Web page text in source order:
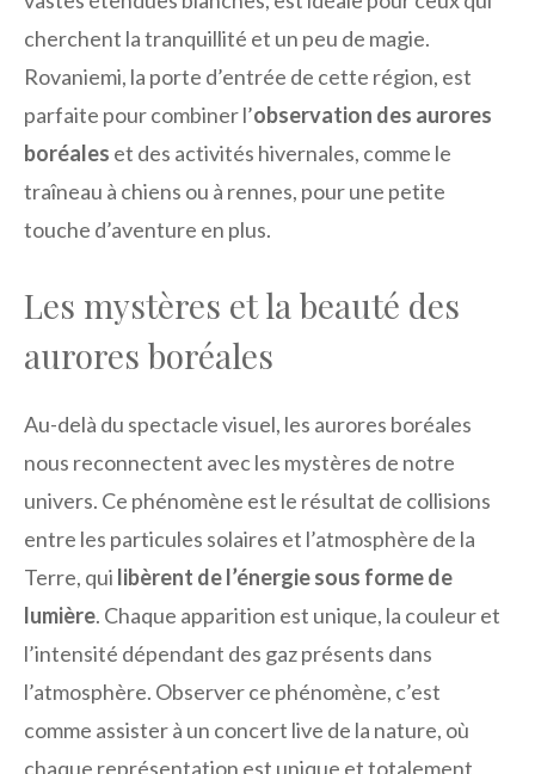
cherchent la tranquillité et un peu de magie.
Rovaniemi, la porte d’entrée de cette région, est
parfaite pour combiner l’observation des aurores
boréales et des activités hivernales, comme le
traîneau à chiens ou à rennes, pour une petite
touche d’aventure en plus.
Les mystères et la beauté des
aurores boréales
Au-delà du spectacle visuel, les aurores boréales
nous reconnectent avec les mystères de notre
univers. Ce phénomène est le résultat de collisions
entre les particules solaires et l’atmosphère de la
Terre, qui libèrent de l’énergie sous forme de
lumière. Chaque apparition est unique, la couleur et
l’intensité dépendant des gaz présents dans
l’atmosphère. Observer ce phénomène, c’est
comme assister à un concert live de la nature, où
chaque représentation est unique et totalement